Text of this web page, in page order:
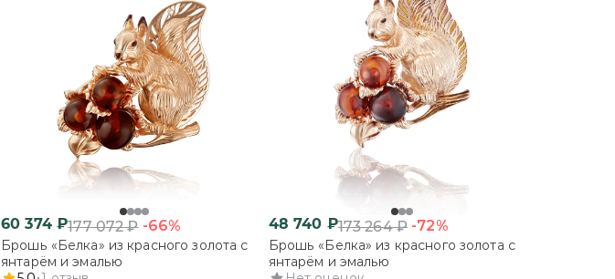
60 374₽177 072₽ -66%
Брошь «Белка» из красного золота с
янтарём и эмалью
48 740 ₽173 264₽ -72%
Брошь «Белка» из красного золота с
янтарём и эмалью